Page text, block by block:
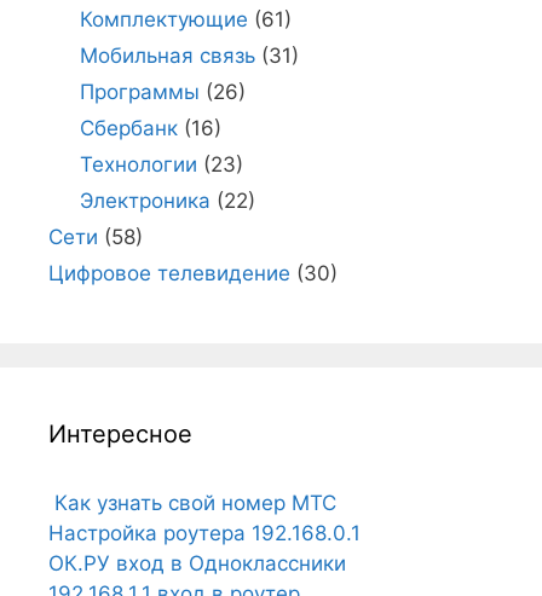
Комплектующие (61)
Мобильная связь(31)
Программы (26)
Сбербанк(16)
Технологии (23)
Электроника (22)
Сети (58)
Цифровое телевидение (30)
Интересное
Как узнать свой номер МТС
Настройка роутера 192.168.0.1
ОК.РУ вход в Одноклассники